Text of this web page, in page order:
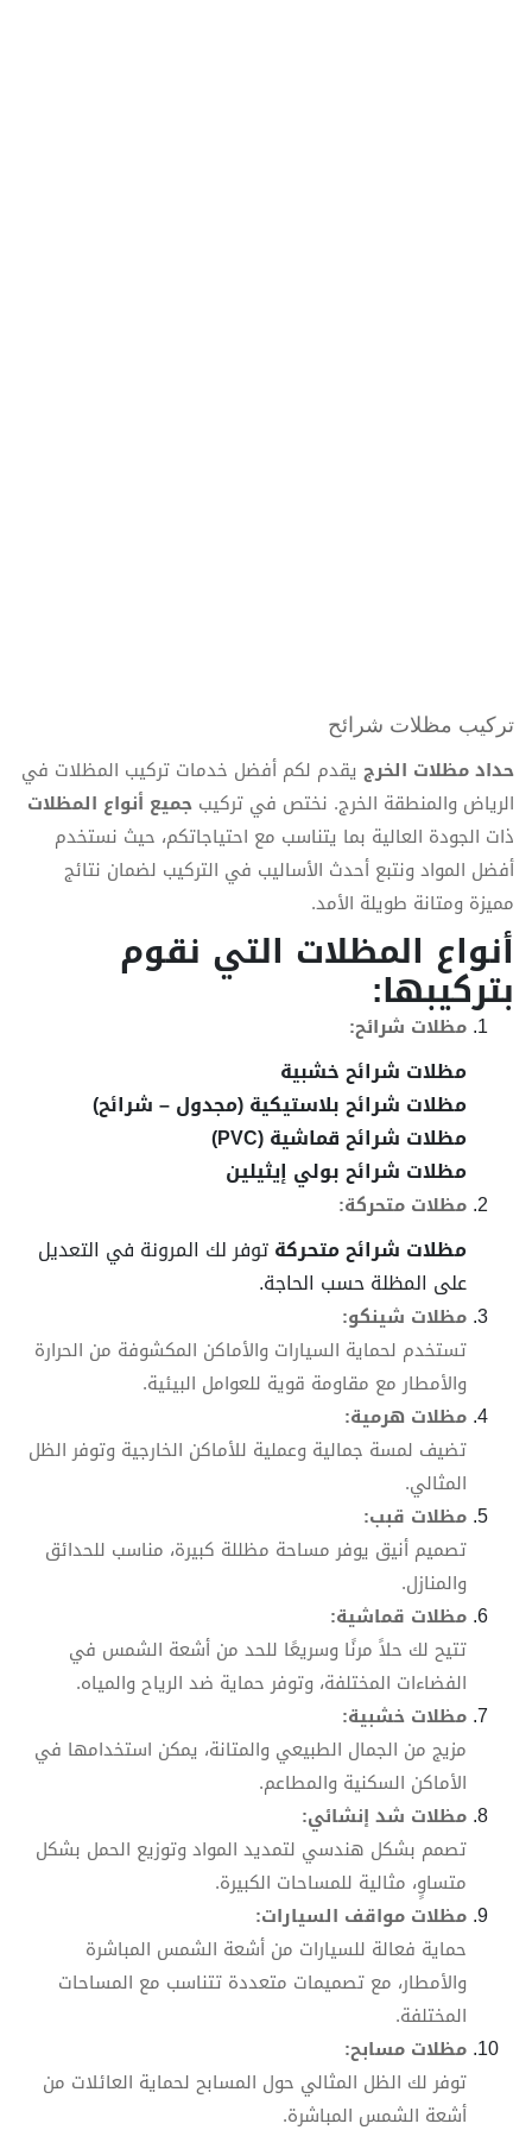
تركيب مظلات شرائح
حداد مظلات الخرج يقدم لكم أفضل خدمات تركيب المظلات في
الرياض والمنطقة الخرج. نختص في تركيب جميع أنواع المظلات
ذات الجودة العالية بما يتناسب مع احتياجاتكم، حيث نستخدم
أفضل المواد ونتبع أحدث الأساليب في التركيب لضمان نتائج
مميزة ومتانة طويلة الأمد.
أنواع المظلات التي نقوم
بتركيبها:
مظلات شرائح:
مظلات شرائح خشبية
مظلات شرائح بلاستيكية (مجدول – شرائح)
مظلات شرائح قماشية (PVC)
مظلات شرائح بولي إيثيلين
مظلات متحركة:
مظلات شرائح متحركةتوفر لك المرونة في التعديل
على المظلة حسب الحاجة.
مظلات شينكو:
تستخدم لحماية السيارات والأماكن المكشوفة من الحرارة
والأمطار مع مقاومة قوية للعوامل البيئية.
مظلات هرمية:
تضيف لمسة جمالية وعملية للأماكن الخارجية وتوفر الظل
المثالي.
مظلات قبب:
تصميم أنيق يوفر مساحة مظللة كبيرة، مناسب للحدائق
والمنازل.
مظلات قماشية:
تتيح لك حلاً مرنًا وسريعًا للحد من أشعة الشمس في
الفضاءات المختلفة، وتوفر حماية ضد الرياح والمياه.
مظلات خشبية:
مزيج من الجمال الطبيعي والمتانة، يمكن استخدامها في
الأماكن السكنية والمطاعم.
مظلات شد إنشائي:
تصمم بشكل هندسي لتمديد المواد وتوزيع الحمل بشكل
متساوٍ، مثالية للمساحات الكبيرة.
مظلات مواقف السيارات:
حماية فعالة للسيارات من أشعة الشمس المباشرة
والأمطار، مع تصميمات متعددة تتناسب مع المساحات
المختلفة.
مظلات مسابح:
توفر لك الظل المثالي حول المسابح لحماية العائلات من
أشعة الشمس المباشرة.